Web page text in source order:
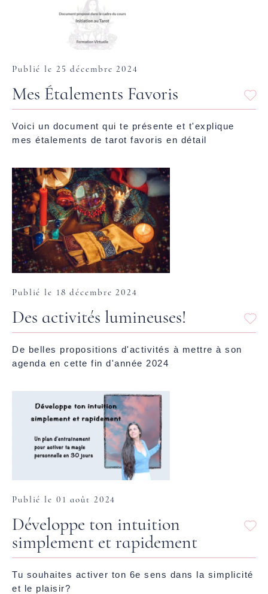
Publié le 25 décembre 2024
Mes Étalements Favoris
Voici un document qui te présente et t'explique
mes étalements de tarot favoris en détail
Publié le 18 décembre 2024
Des activités lumineuses!
De belles propositions d'activités à mettre à son
agenda en cette fin d'année 2024
Publié le 01 août 2024
Développe ton intuition
simplement et rapidement
Tu souhaites activer ton 6e sens dans la simplicité
et le plaisir?